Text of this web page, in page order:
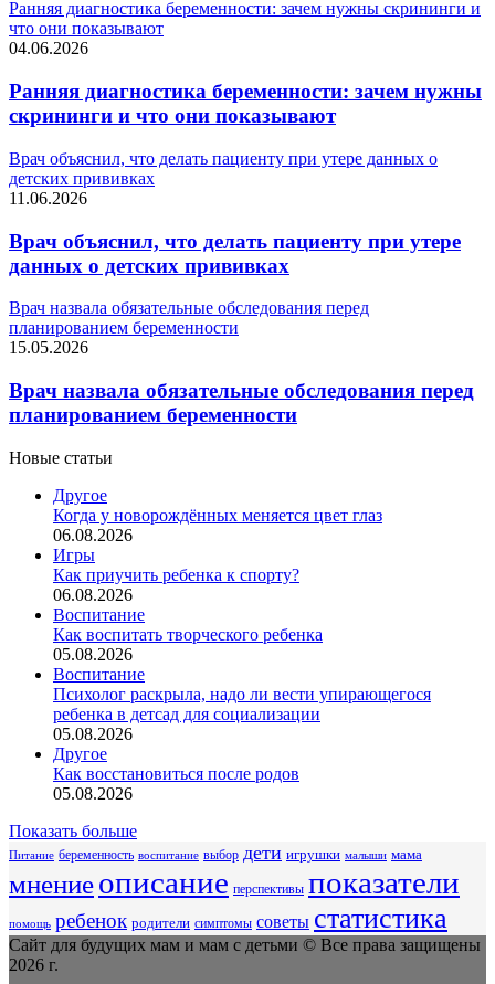
Ранняя диагностика беременности: зачем нужны скрининги и
что они показывают
04.06.2026
Ранняя диагностика беременности: зачем нужны
скрининги и что они показывают
Врач объяснил, что делать пациенту при утере данных о
детских прививках
11.06.2026
Врач объяснил, что делать пациенту при утере
данных о детских прививках
Врач назвала обязательные обследования перед
планированием беременности
15.05.2026
Врач назвала обязательные обследования перед
планированием беременности
Новые статьи
Другое
Когда у новорождённых меняется цвет глаз
06.08.2026
Игры
Как приучить ребенка к спорту?
06.08.2026
Воспитание
Как воспитать творческого ребенка
05.08.2026
Воспитание
Психолог раскрыла, надо ли вести упирающегося
ребенка в детсад для социализации
05.08.2026
Другое
Как восстановиться после родов
05.08.2026
Показать больше
Питание беременность воспитание выбор дети игрушки малыши мама
мнениеописание перспективы показатели
помощь ребенок родители симптомы советы статистика
Сайт для будущих мам и мам с детьми © Все права защищены
2026 г.